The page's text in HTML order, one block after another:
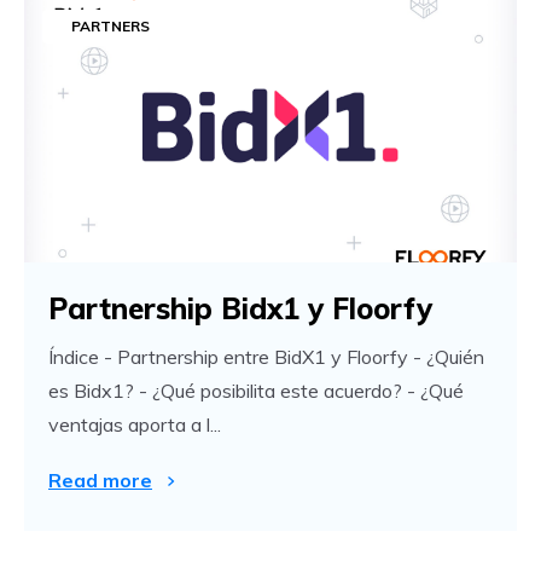
PARTNERS
Partnership Bidx1 y Floorfy
Índice - Partnership entre BidX1 y Floorfy - ¿Quién
es Bidx1? - ¿Qué posibilita este acuerdo? - ¿Qué
ventajas aporta a l...
Read more